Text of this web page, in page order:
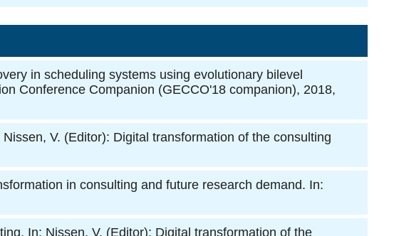
in scheduling systems using evolutionary bilevel
Conference Companion (GECCO'18 companion), 2018,
V. (Editor): Digital transformation of the consulting
in consulting and future research demand. In:
In: Nissen, V. (Editor): Digital transformation of the